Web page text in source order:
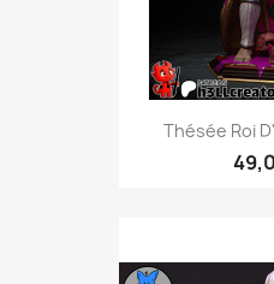
Thésée Roi